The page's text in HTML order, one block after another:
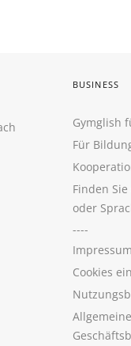
BUSINESS
Gymglish
Für
Finden
oder
----
Impressum
Cookies
Allgemeine